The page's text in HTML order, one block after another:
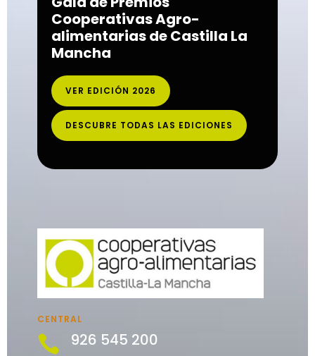
Cooperativas Agro-
alimentarias de Castilla La
Mancha
VER EDICIÓN 2026
DESCUBRE TODAS LAS EDICIONES
CENTRAL
 926 545 200